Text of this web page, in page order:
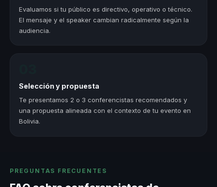
Evaluamos si tu público es directivo, operativo o técnico.
El mensaje y el speaker cambian radicalmente según la
audiencia.
Selección y propuesta
Te presentamos 2 o 3 conferencistas recomendados y
una propuesta alineada con el contexto de tu evento en
Bolivia.
PREGUNTAS FRECUENTES